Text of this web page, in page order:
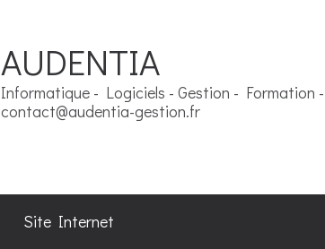
AUDENTIA
Informatique - Logiciels - Gestion - Formation
contact@audentia-gestion.fr
Site Internet